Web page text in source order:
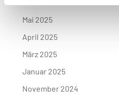
Mai 2025
April 2025
März 2025
Januar 2025
November 2024